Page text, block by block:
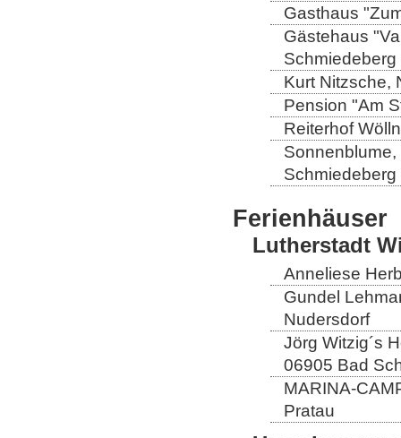
Gasthaus
Gästehaus
Schmiedeberg
Kurt Nitzsche,
Pension "Am
Reiterhof
Sonnenblume,
Schmiedeberg
Ferienhäuser
Lutherstadt
Anneliese
Gundel
Nudersdorf
Jörg Witzig´s
06905 Bad
MARINA-
Pratau